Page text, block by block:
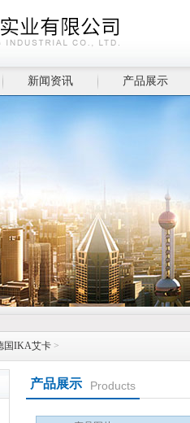
新闻资讯 产品展示
国IKA艾卡 >
产品展示 Products